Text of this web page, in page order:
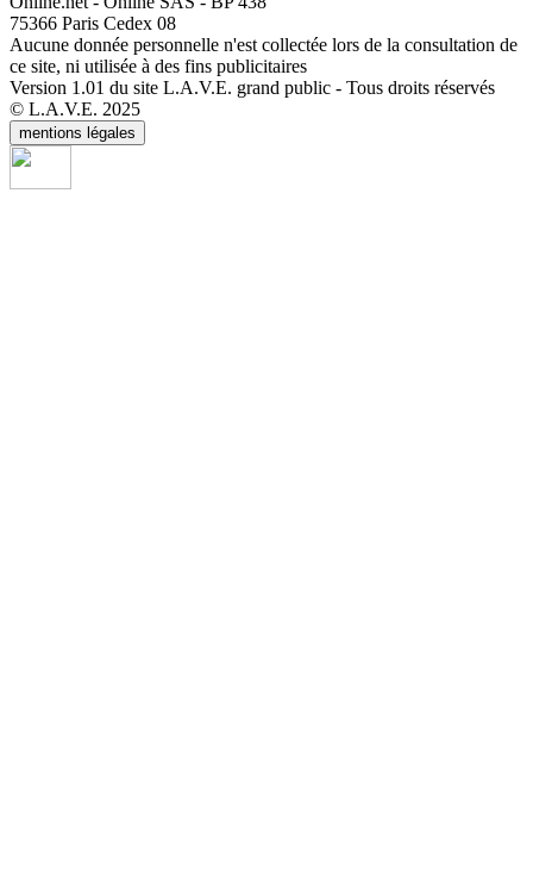
75366 Paris Cedex 08
Aucune donnée personnelle n'est collectée lors de la consultation de
ce site, ni utilisée à des fins publicitaires
Version 1.01 du site L.A.V.E. grand public - Tous droits réservés
© L.A.V.E. 2025
mentions légales